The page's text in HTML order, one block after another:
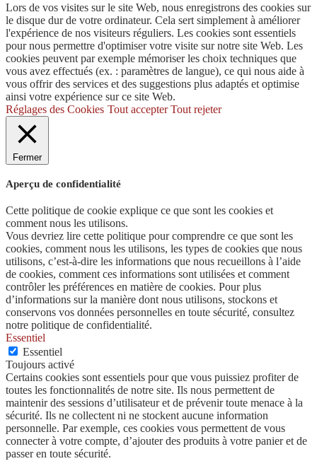
Lors de vos visites sur le site Web, nous enregistrons des cookies sur
le disque dur de votre ordinateur. Cela sert simplement à améliorer
l'expérience de nos visiteurs réguliers. Les cookies sont essentiels
pour nous permettre d'optimiser votre visite sur notre site Web. Les
cookies peuvent par exemple mémoriser les choix techniques que
vous avez effectués (ex. : paramètres de langue), ce qui nous aide à
vous offrir des services et des suggestions plus adaptés et optimise
ainsi votre expérience sur ce site Web.
Réglages des Cookies Tout accepter Tout rejeter
Fermer
Aperçu de confidentialité
Cette politique de cookie explique ce que sont les cookies et
comment nous les utilisons.
Vous devriez lire cette politique pour comprendre ce que sont les
cookies, comment nous les utilisons, les types de cookies que nous
utilisons, c’est-à-dire les informations que nous recueillons à l’aide
de cookies, comment ces informations sont utilisées et comment
contrôler les préférences en matière de cookies. Pour plus
d’informations sur la manière dont nous utilisons, stockons et
conservons vos données personnelles en toute sécurité, consultez
notre politique de confidentialité.
Essentiel
Essentiel
Toujours activé
Certains cookies sont essentiels pour que vous puissiez profiter de
toutes les fonctionnalités de notre site. Ils nous permettent de
maintenir des sessions d’utilisateur et de prévenir toute menace à la
sécurité. Ils ne collectent ni ne stockent aucune information
personnelle. Par exemple, ces cookies vous permettent de vous
connecter à votre compte, d’ajouter des produits à votre panier et de
passer en toute sécurité.